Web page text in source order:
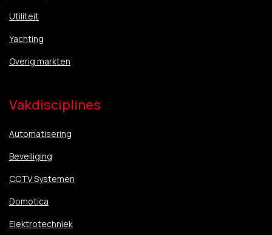
Utiliteit
Yachting
Overig markten
Vakdisciplines
Automatisering
Beveiliging
CCTV Systemen
Domotica
Elektrotechniek